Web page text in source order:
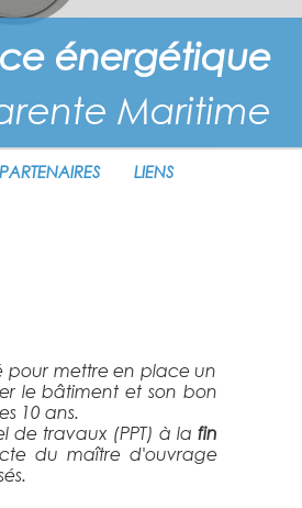
énergétique
Maritime
PARTENAIRES LIENS
pour mettre en place un
le bâtiment et son bon
10 ans.
travaux (PPT) à la fin
du maître d'ouvrage